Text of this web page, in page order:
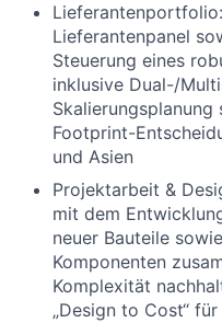
Lieferantenportfolio
Lieferantenpanel
Steuerung eines
inklusive Dual-/
Footprint-
und Asien
Projektarbeit &
mit dem
neuer Bauteile
Komponenten
Komplexität
„Design to Cost“